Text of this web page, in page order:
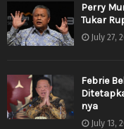
Perry
Tukar
July 27,
Febrie
nya
July 13,